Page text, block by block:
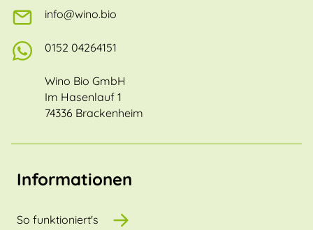
info@wino.bio
0152 04264151
Wino Bio GmbH
Im Hasenlauf 1
74336 Brackenheim
Informationen
So funktioniert's